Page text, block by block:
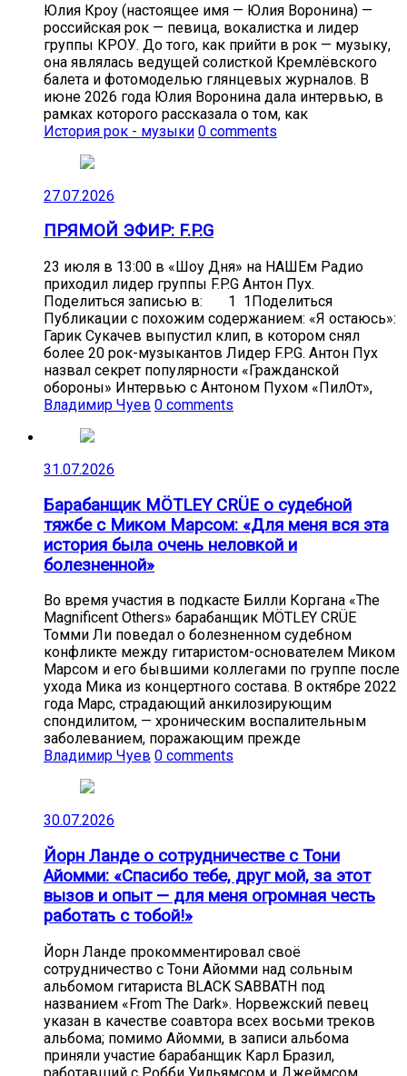
Юлия Кроу (настоящее имя — Юлия Воронина) —
российская рок — певица, вокалистка и лидер
группы КРОУ. До того, как прийти в рок — музыку,
она являлась ведущей солисткой Кремлёвского
балета и фотомоделью глянцевых журналов. В
июне 2026 года Юлия Воронина дала интервью, в
рамках которого рассказала о том, как
История рок - музыки 0 comments
27.07.2026
ПРЯМОЙ ЭФИР: F.P.G
23 июля в 13:00 в «Шоу Дня» на НАШЕм Радио
приходил лидер группы F.P.G Антон Пух.
Поделиться записью в: 1 1Поделиться
Публикации с похожим содержанием: «Я остаюсь»:
Гарик Сукачев выпустил клип, в котором снял
более 20 рок-музыкантов Лидер F.P.G. Антон Пух
назвал секрет популярности «Гражданской
обороны» Интервью с Антоном Пухом «ПилОт»,
Владимир Чуев 0 comments
31.07.2026
Барабанщик MÖTLEY CRÜE о судебной
тяжбе с Миком Марсом: «Для меня вся эта
история была очень неловкой и
болезненной»
Во время участия в подкасте Билли Коргана «The
Magnificent Others» барабанщик MÖTLEY CRÜE
Томми Ли поведал о болезненном судебном
конфликте между гитаристом-основателем Миком
Марсом и его бывшими коллегами по группе после
ухода Мика из концертного состава. В октябре 2022
года Марс, страдающий анкилозирующим
спондилитом, — хроническим воспалительным
заболеванием, поражающим прежде
Владимир Чуев 0 comments
30.07.2026
Йорн Ланде о сотрудничестве с Тони
Айомми: «Спасибо тебе, друг мой, за этот
вызов и опыт — для меня огромная честь
работать с тобой!»
Йорн Ланде прокомментировал своё
сотрудничество с Тони Айомми над сольным
альбомом гитариста BLACK SABBATH под
названием «From The Dark». Норвежский певец
указан в качестве соавтора всех восьми треков
альбома; помимо Айомми, в записи альбома
приняли участие барабанщик Карл Бразил,